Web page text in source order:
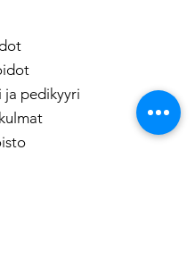
ja pedikyyri